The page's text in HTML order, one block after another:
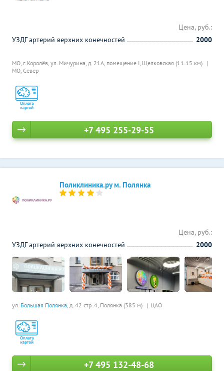
МО, г. Королёв, ул. Мичурина, д. 21А, помещение I, Щелковская (11.15 км)
МО, Север
Цена, руб.:
УЗДГ артерий верхних конечностей
2000
+7 495 255-29-55
Поликлиника.ру м. Полянка
ул. Большая Полянка, д. 42 стр. 4, Полянка (385 м) ЦАО
Цена, руб.:
УЗДГ артерий верхних конечностей
2000
+7 495 132-48-68